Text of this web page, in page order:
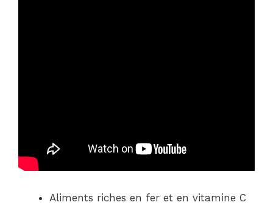
Aliments riches en fer et en vitamine C